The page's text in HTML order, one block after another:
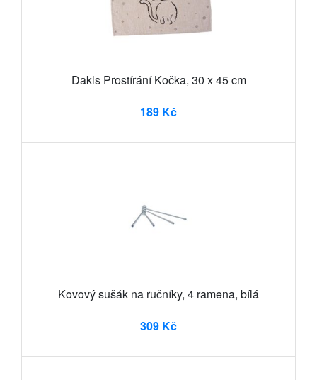
Dakls Prostírání Kočka, 30 x 45 cm
189 Kč
Kovový sušák na ručníky, 4 ramena, bílá
309 Kč